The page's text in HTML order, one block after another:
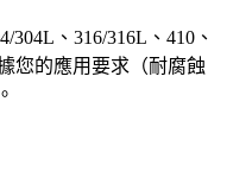
、316/316L、410、
您的應用要求（耐腐蝕